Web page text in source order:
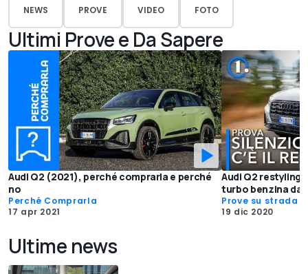
NEWS PROVE VIDEO FOTO
Ultimi Prove e Da Sapere
Audi Q2 (2021), perché comprarla e perché
no
Perché Comprarla
17 apr 2021
Audi Q2 restyling
turbo benzina da
Prove su strada
19 dic 2020
Ultime news